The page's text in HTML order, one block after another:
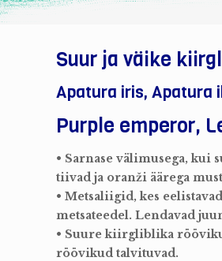
Suur ja väike
Apatura iris, Apatura
Purple emperor,
• Sarnase välimusega,
tiivad ja oranži äärega
• Metsaliigid, kes
metsateedel. Lendavad
• Suure kiirgliblika
röövikud talvituvad.